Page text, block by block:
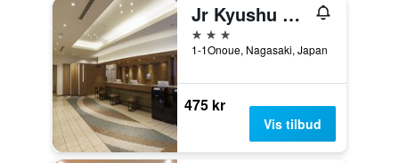
Jr Kyushu Hotel Nagasaki
3 stjerner
1-1Onoue, Nagasaki, Japan
475 kr
Vis tilbud